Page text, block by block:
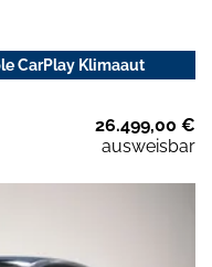
CarPlay Klimaaut
26.499,00 €
ausweisbar